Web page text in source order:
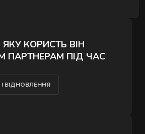
КОРИСТЬ ВІН
ПАРТНЕРАМ ПІД ЧАС
ВІДНОВЛЕННЯ